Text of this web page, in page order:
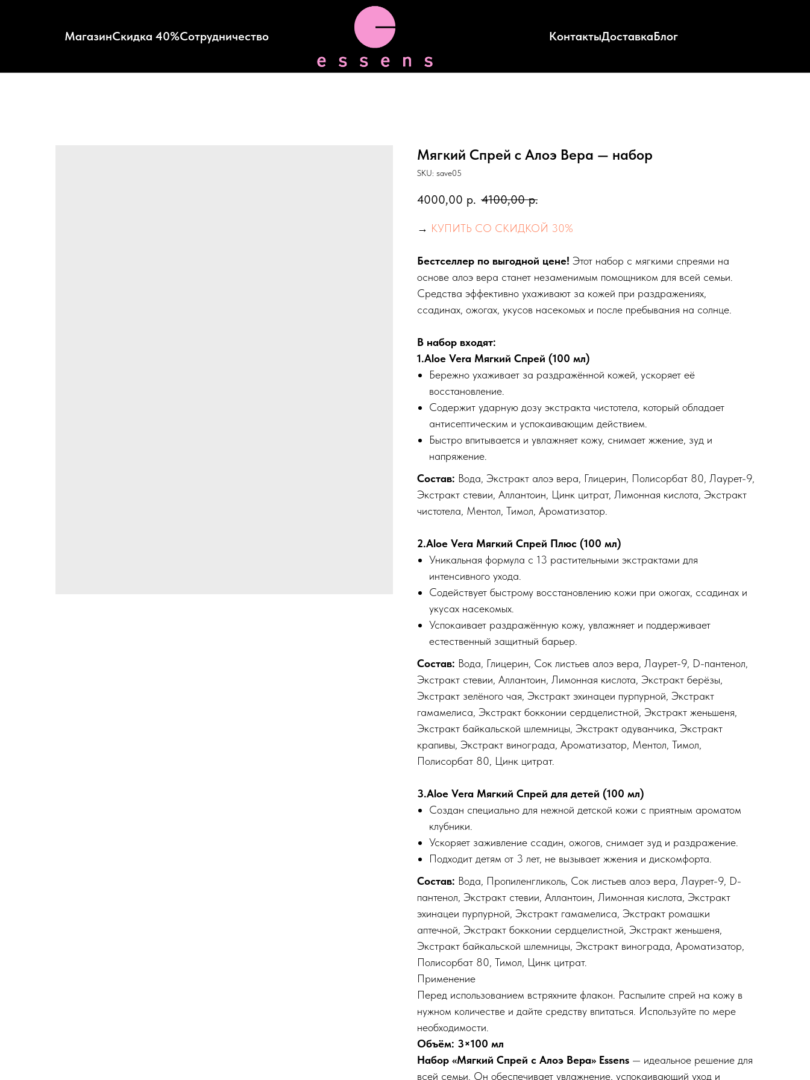
МагазинСкидка 40%Сотрудничество КонтактыДоставкаБлог
Мягкий Спрей с Алоэ Вера — набор
SKU: save05
4000,00 р. 4100,00 р.
→ КУПИТЬ СО СКИДКОЙ 30%
Бестселлер по выгодной цене! Этот набор с мягкими спреями на
основе алоэ вера станет незаменимым помощником для всей семьи.
Средства эффективно ухаживают за кожей при раздражениях,
ссадинах, ожогах, укусов насекомых и после пребывания на солнце.
В набор входят:
1.Aloe Vera Мягкий Спрей (100 мл)
Бережно ухаживает за раздражённой кожей, ускоряет её
восстановление.
Содержит ударную дозу экстракта чистотела, который обладает
антисептическим и успокаивающим действием.
Быстро впитывается и увлажняет кожу, снимает жжение, зуд и
напряжение.
Состав: Вода, Экстракт алоэ вера, Глицерин, Полисорбат 80, Лаурет-9,
Экстракт стевии, Аллантоин, Цинк цитрат, Лимонная кислота, Экстракт
чистотела, Ментол, Тимол, Ароматизатор.
2.Aloe Vera Мягкий Спрей Плюс (100 мл)
Уникальная формула с 13 растительными экстрактами для
интенсивного ухода.
Содействует быстрому восстановлению кожи при ожогах, ссадинах и
укусах насекомых.
Успокаивает раздражённую кожу, увлажняет и поддерживает
естественный защитный барьер.
Состав: Вода, Глицерин, Сок листьев алоэ вера, Лаурет-9, D-пантенол,
Экстракт стевии, Аллантоин, Лимонная кислота, Экстракт берёзы,
Экстракт зелёного чая, Экстракт эхинацеи пурпурной, Экстракт
гамамелиса, Экстракт бокконии сердцелистной, Экстракт женьшеня,
Экстракт байкальской шлемницы, Экстракт одуванчика, Экстракт
крапивы, Экстракт винограда, Ароматизатор, Ментол, Тимол,
Полисорбат 80, Цинк цитрат.
3.Aloe Vera Мягкий Спрей для детей (100 мл)
Создан специально для нежной детской кожи с приятным ароматом
клубники.
Ускоряет заживление ссадин, ожогов, снимает зуд и раздражение.
Подходит детям от 3 лет, не вызывает жжения и дискомфорта.
Состав: Вода, Пропиленгликоль, Сок листьев алоэ вера, Лаурет-9, D-
пантенол, Экстракт стевии, Аллантоин, Лимонная кислота, Экстракт
эхинацеи пурпурной, Экстракт гамамелиса, Экстракт ромашки
аптечной, Экстракт бокконии сердцелистной, Экстракт женьшеня,
Экстракт байкальской шлемницы, Экстракт винограда, Ароматизатор,
Полисорбат 80, Тимол, Цинк цитрат.
Применение
Перед использованием встряхните флакон. Распылите спрей на кожу в
нужном количестве и дайте средству впитаться. Используйте по мере
необходимости.
Объём: 3×100 мл
Набор «Мягкий Спрей с Алоэ Вера» Essens — идеальное решение для
всей семьи. Он обеспечивает увлажнение, успокаивающий уход и